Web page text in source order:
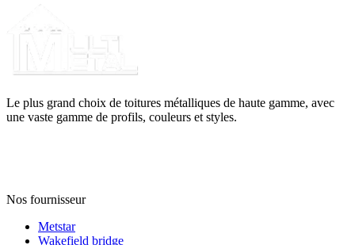
Le plus grand choix de toitures métalliques de haute gamme, avec
une vaste gamme de profils, couleurs et styles.
Nos fournisseur
Metstar
Wakefield bridge